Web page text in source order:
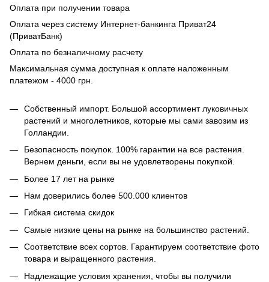
Оплата при получении товара
Оплата через систему Интернет-банкинга Приват24
(ПриватБанк)
Оплата по безналичному расчету
Максимальная сумма доступная к оплате наложенным
платежом - 4000 грн.
Собственный импорт. Большой ассортимент луковичных
растений и многолетников, которые мы сами завозим из
Голландии.
Безопасность покупок. 100% гарантии на все растения.
Вернем деньги, если вы не удовлетворены покупкой.
Более 17 лет на рынке
Нам доверились более 500.000 клиентов
Гибкая система скидок
Самые низкие цены на рынке на большинство растений.
Соответствие всех сортов. Гарантируем соответствие фото
товара и выращенного растения.
Надлежащие условия хранения, чтобы вы получили